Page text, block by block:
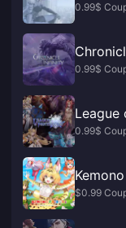
0.99$
0.99$
League
0.99$
$0.99